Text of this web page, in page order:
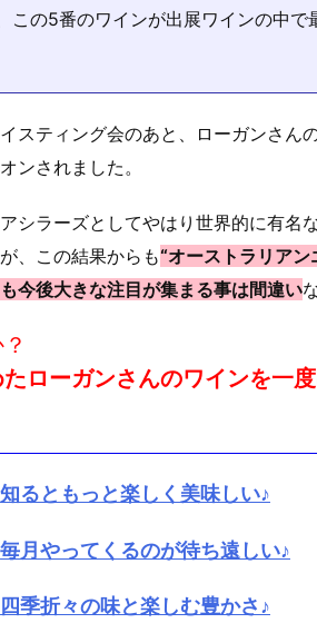
この5番のワインが出展ワインの中
スティング会のあと、ローガンさん
ンされました。
シラーズとしてやはり世界的に有名な
、この結果からも“オーストラリア
今後大きな注目が集まる事は間違い
ローガンさんのワインを一
知るともっと楽しく美味しい♪
毎月やってくるのが待ち遠しい♪
四季折々の味と楽しむ豊かさ♪